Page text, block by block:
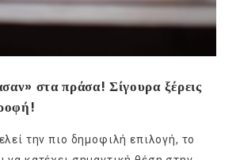
στα πράσα! Σίγουρα ξέρεις
την πιο δημοφιλή επιλογή, το